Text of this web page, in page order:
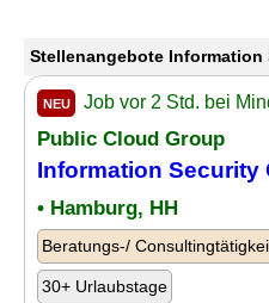
Stellenangebote
NEU Job vor 2 Std. bei
Public Cloud Group
Information Security
• Hamburg, HH
Beratungs-/
30+ Urlaubstage